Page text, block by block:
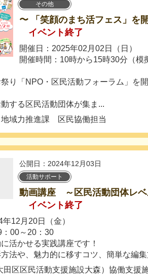
その他
〜 「笑顔のまち活フェス」を
イベント終了
開催日：2025年02月02日（日）
開催時間：10時から15時30分（模
り「NPO・区民活動フォーラム」を開
する区民活動団体が集ま...
域力推進課 区民協働担当
公開日：2024年12月03日
活動サポート
動画講座 ～区民活動団体レベ
イベント終了
12月20日（金）
：00～20：30
活かせる実践講座です！
法や、魅力的に移すコツ、簡単な編
田区区民活動支援施設大森）協働支援